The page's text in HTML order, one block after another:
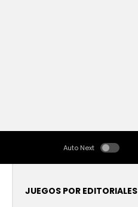
Auto Next
JUEGOS POR EDITORIALES